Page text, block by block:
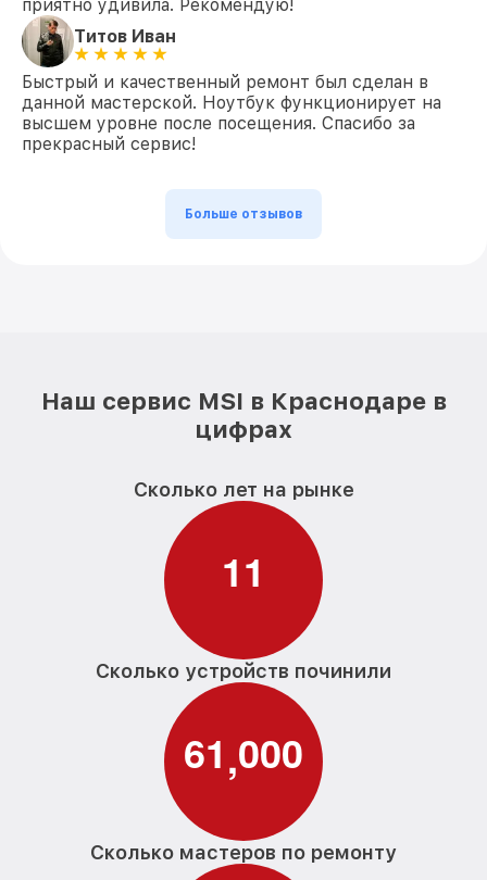
приятно удивила. Рекомендую!
Титов Иван
Быстрый и качественный ремонт был сделан в
данной мастерской. Ноутбук функционирует на
высшем уровне после посещения. Спасибо за
прекрасный сервис!
Больше отзывов
Наш сервис MSI в Краснодаре в
цифрах
Сколько лет на рынке
11
Сколько устройств починили
61,000
Сколько мастеров по ремонту